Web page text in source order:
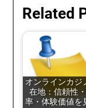
Related
オンラインカジ
在地：信頼性
率・体験価値を